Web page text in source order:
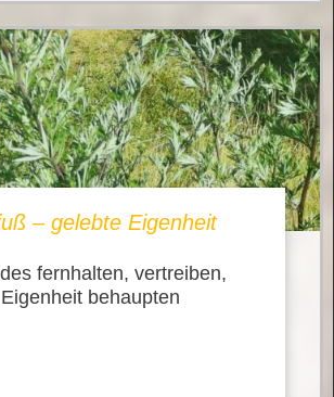
– gelebte Eigenheit
fernhalten, vertreiben,
Eigenheit behaupten